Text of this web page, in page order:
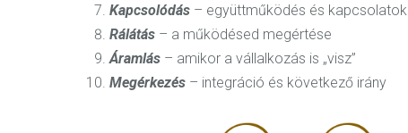
Kapcsolódás – együttműködés és kapcsolatok
Rálátás – a működésed megértése
Áramlás – amikor a vállalkozás is „visz”
Megérkezés – integráció és következő irány